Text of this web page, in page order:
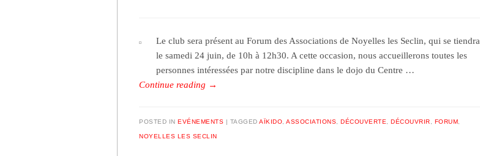
Le club sera présent au Forum des Associations de Noyelles les Seclin, qui se tiendra
le samedi 24 juin, de 10h à 12h30. A cette occasion, nous accueillerons toutes les
personnes intéressées par notre discipline dans le dojo du Centre …
Continue reading →
POSTED IN EVÉNEMENTS TAGGED AÏKIDO ASSOCIATIONS DÉCOUVERTE DÉCOUVRIR FORUM
NOYELLES LES SECLIN